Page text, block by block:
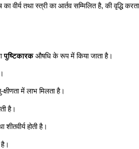
वीर्य तथा स्त्री का आर्तव सम्मिलित है, की वृद्धि
पुष्टिकारकऔषधि के रूप में किया जाता है।
में लाभ मिलता है।
है।
होती है।